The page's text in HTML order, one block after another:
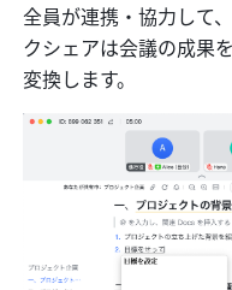
全員が連携・協力して
クシェアは会議の成果
変換します。